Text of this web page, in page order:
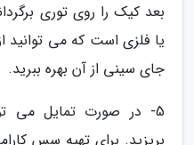
بعد کیک را روی توری
یا فلزی است که می توانید
جای سینی از آن بهره ببرید.
5- در صورت تمایل می